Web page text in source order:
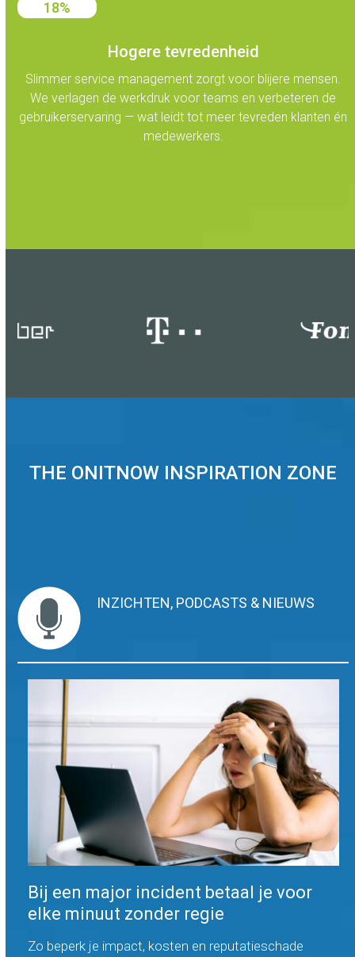
1818
%
Hogere tevredenheid
Slimmer service management zorgt voor blijere mensen.
We verlagen de werkdruk voor teams en verbeteren de
gebruikerservaring — wat leidt tot meer tevreden klanten én
medewerkers.
and
carousel
THE ONITNOW INSPIRATION ZONE
INZICHTEN, PODCASTS & NIEUWS
Bij een major incident betaal je voor
elke minuut zonder regie
Zo beperk je impact, kosten en reputatieschade